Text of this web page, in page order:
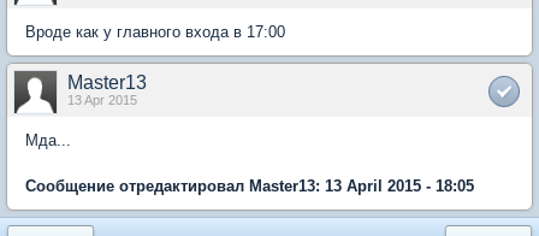
Вроде как у главного входа в 17:00
Master13
13 Apr 2015
Мда...
Сообщение отредактировал Master13: 13 April 2015 - 18:05